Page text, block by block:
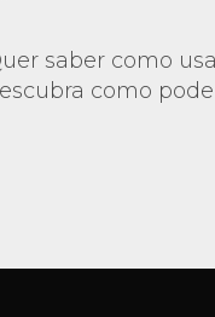
saber como
como